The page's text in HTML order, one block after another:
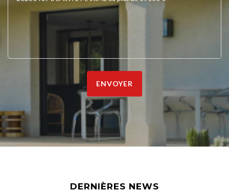
ENVOYER
DERNIÈRES NEWS